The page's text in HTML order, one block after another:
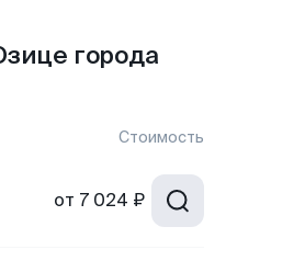
города
Стоимость
от 7 024 ₽